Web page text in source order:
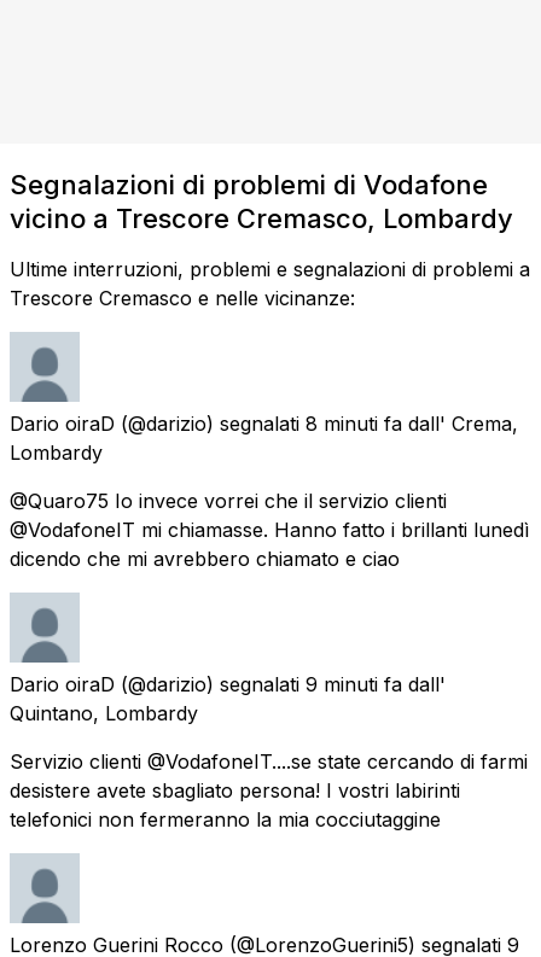
Segnalazioni di problemi di Vodafone
vicino a Trescore Cremasco, Lombardy
Ultime interruzioni, problemi e segnalazioni di problemi a
Trescore Cremasco e nelle vicinanze:
Dario oiraD (@darizio) segnalati 8 minuti fa dall' Crema,
Lombardy
@Quaro75 Io invece vorrei che il servizio clienti
@VodafoneIT mi chiamasse. Hanno fatto i brillanti lunedì
dicendo che mi avrebbero chiamato e ciao
Dario oiraD (@darizio) segnalati 9 minuti fa dall'
Quintano, Lombardy
Servizio clienti @VodafoneIT....se state cercando di farmi
desistere avete sbagliato persona! I vostri labirinti
telefonici non fermeranno la mia cocciutaggine
Lorenzo Guerini Rocco (@LorenzoGuerini5) segnalati 9